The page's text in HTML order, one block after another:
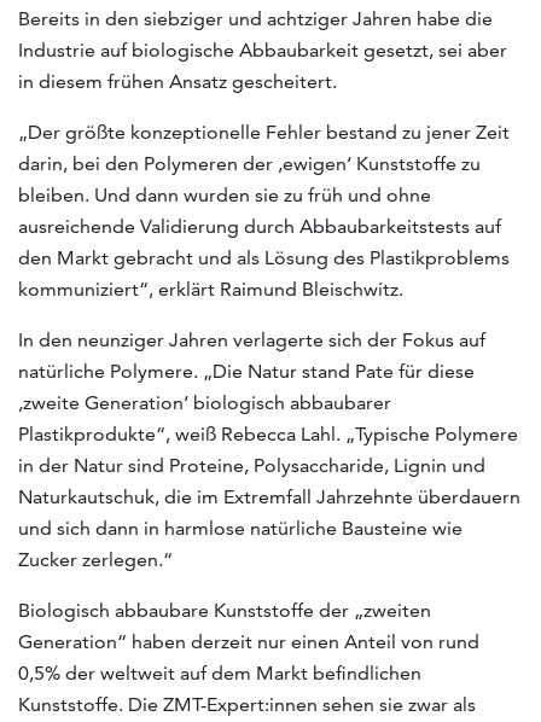
Bereits in den siebziger und achtziger Jahren habe die
Industrie auf biologische Abbaubarkeit gesetzt, sei aber
in diesem frühen Ansatz gescheitert.
„Der größte konzeptionelle Fehler bestand zu jener Zeit
darin, bei den Polymeren der ‚ewigen‘ Kunststoffe zu
bleiben. Und dann wurden sie zu früh und ohne
ausreichende Validierung durch Abbaubarkeitstests auf
den Markt gebracht und als Lösung des Plastikproblems
kommuniziert“, erklärt Raimund Bleischwitz.
In den neunziger Jahren verlagerte sich der Fokus auf
natürliche Polymere. „Die Natur stand Pate für diese
‚zweite Generation‘ biologisch abbaubarer
Plastikprodukte“, weiß Rebecca Lahl. „Typische Polymere
in der Natur sind Proteine, Polysaccharide, Lignin und
Naturkautschuk, die im Extremfall Jahrzehnte überdauern
und sich dann in harmlose natürliche Bausteine wie
Zucker zerlegen.“
Biologisch abbaubare Kunststoffe der „zweiten
Generation“ haben derzeit nur einen Anteil von rund
0,5% der weltweit auf dem Markt befindlichen
Kunststoffe. Die ZMT-Expert:innen sehen sie zwar als